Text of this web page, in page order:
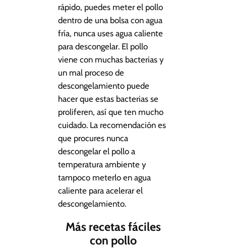
rápido, puedes meter el pollo
dentro de una bolsa con agua
fría, nunca uses agua caliente
para descongelar. El pollo
viene con muchas bacterias y
un mal proceso de
descongelamiento puede
hacer que estas bacterias se
proliferen, así que ten mucho
cuidado. La recomendación es
que procures nunca
descongelar el pollo a
temperatura ambiente y
tampoco meterlo en agua
caliente para acelerar el
descongelamiento.
Más recetas fáciles
con pollo